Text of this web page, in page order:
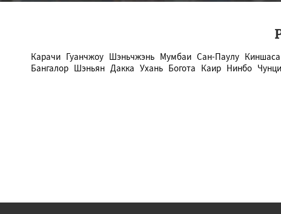
Карачи Гуанчжоу Шэньчжэнь Мумбаи Сан-Паулу Киншаса
Бангалор Шэньян Дакка Ухань Богота Каир Нинбо